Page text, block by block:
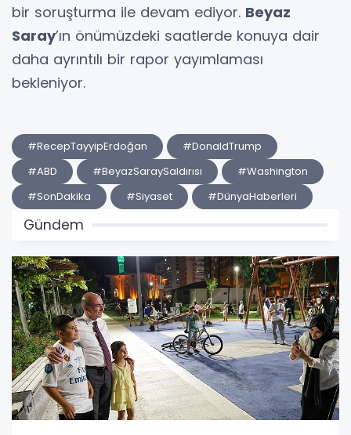
bir soruşturma ile devam ediyor. Beyaz
Saray’ın önümüzdeki saatlerde konuya dair
daha ayrıntılı bir rapor yayımlaması
bekleniyor.
#RecepTayyipErdoğan
#DonaldTrump
#ABD
#BeyazSaraySaldırısı
#Washington
#SonDakika
#Siyaset #DünyaHaberleri
Gündem